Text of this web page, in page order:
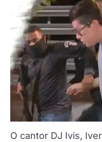
O cantor DJ Ivis,